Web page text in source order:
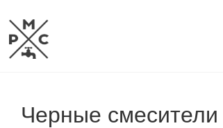
Черные смесители